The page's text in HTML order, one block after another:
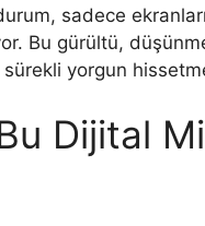
durum, sadece
Bu gürültü,
yorgun
Dijital